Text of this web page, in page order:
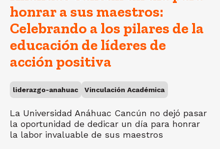
honrar a sus maestros:
Celebrando a los pilares de la
educación de líderes de
acción positiva
liderazgo-anahuac Vinculación Académica
La Universidad Anáhuac Cancún no dejó pasar
la oportunidad de dedicar un día para honrar
la labor invaluable de sus maestros